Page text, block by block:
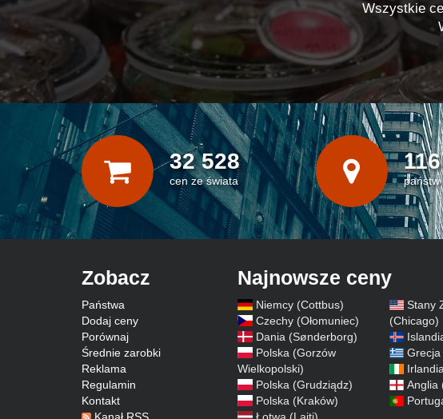
Wszystkie
32 528
cen ze świata
116
państw
Zobacz
Państwa
Dodaj ceny
Porównaj
Średnie zarobki
Reklama
Regulamin
Kontakt
Najnowsze ceny
Niemcy (Cottbus)
Czechy (Ołomuniec)
Dania (Sønderborg)
Polska (Gorzów
Wielkopolski)
Polska (Grudziądz)
Polska (Kraków)
Stany
(Chicago)
Grecja
Anglia